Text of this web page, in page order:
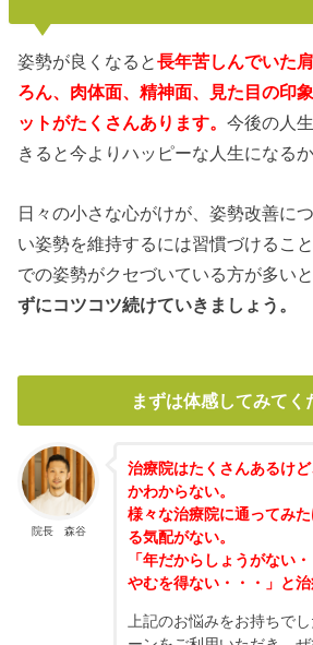
姿勢が良くなると長年苦しんでいた
ろん、肉体面、精神面、見た目の印
ットがたくさんあります。今後の人
きると今よりハッピーな人生になる
日々の小さな心がけが、姿勢改善に
い姿勢を維持するには習慣づけるこ
での姿勢がクセづいている方が多い
ずにコツコツ続けていきましょう。
まずは体感してみてく
院長 森谷
治療院はたくさんあるけ
かわからない。
様々な治療院に通ってみ
る気配がない。
「年だからしょうがない
やむを得ない・・・」と治
上記のお悩みをお持ちで